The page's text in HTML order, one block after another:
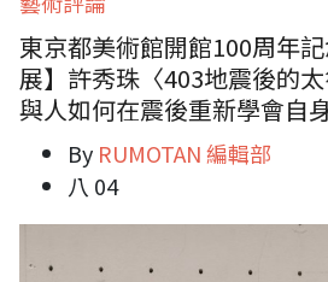
東京都美術館開館100周年
展】許秀珠〈403地震後的
與人如何在震後重新學會自
By RUMOTAN 編輯部
八 04